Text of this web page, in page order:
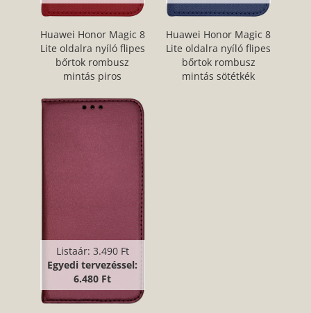
Huawei Honor Magic 8
Lite oldalra nyíló flipes
bőrtok rombusz
mintás piros
Huawei Honor Magic 8
Lite oldalra nyíló flipes
bőrtok rombusz
mintás sötétkék
Listaár: 3.490 Ft
Egyedi tervezéssel:
6.480 Ft